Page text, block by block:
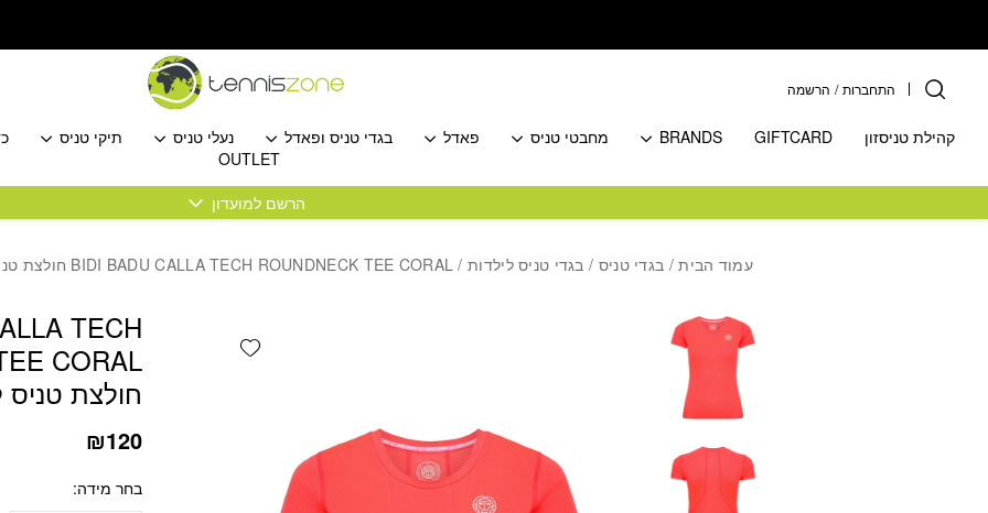
התחברות / הרשמה
קהילת טניסזון GIFTCARD
BRANDS מחבטי טניס פאדל בגדי טניס ופאדל נעלי טניס תיקי טניס
OUTLET
הרשם למועדון
עמוד הבית/ בגדי טניס / בגדי טניס לילדות/ BIDI BADU CALLA TECH ROUNDNECK TEE CORAL חולצת טניס לילדות בידי באדו
TECH
CORAL
חולצת טניס
₪120
בחר מידה
Add wishlist